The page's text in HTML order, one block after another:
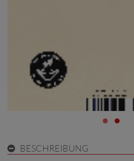
BESCHREIBUNG